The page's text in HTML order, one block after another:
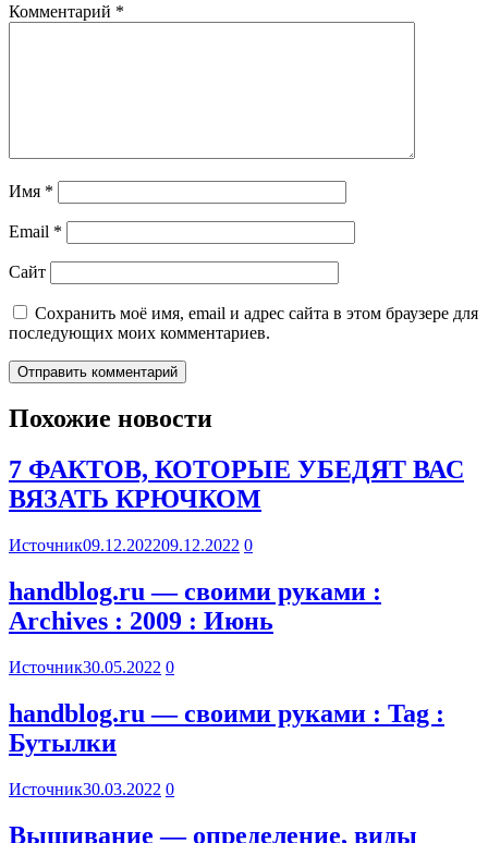
Комментарий *
Имя *
Email *
Сайт
Сохранить моё имя, email и адрес сайта в этом браузере для
последующих моих комментариев.
Похожие новости
7 ФАКТОВ, КОТОРЫЕ УБЕДЯТ ВАС
ВЯЗАТЬ КРЮЧКОМ
Источник09.12.202209.12.2022 0
handblog.ru — своими руками :
Archives : 2009 : Июнь
Источник30.05.2022 0
handblog.ru — своими руками : Tag :
Бутылки
Источник30.03.2022 0
Вышивание — определение, виды